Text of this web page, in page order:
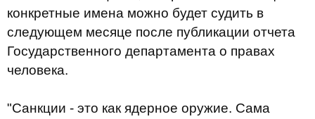
конкретные имена можно будет судить в
следующем месяце после публикации отчета
Государственного департамента о правах
человека.
"Санкции - это как ядерное оружие. Сама